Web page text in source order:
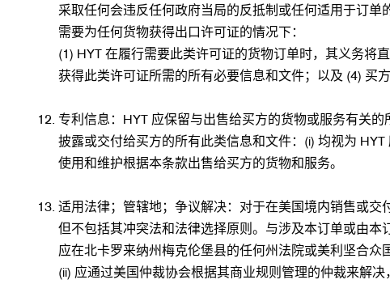
采取任何会违反任何政府当局的反抵制或任何适用于订
需要为任何货物获得出口许可证的情况下：
(1) HYT 在履行需要此类许可证的货物订单时，其义务将
获得此类许可证所需的所有必要信息和文件；以及 (4) 买
专利信息：HYT 应保留与出售给买方的货物或服务有关
披露或交付给买方的所有此类信息和文件：(i) 均视为
使用和维护根据本条款出售给买方的货物和服务。
适用法律；管辖地；争议解决：对于在美国境内销售或交
但不包括其冲突法和法律选择原则。与涉及本订单或由
应在北卡罗来纳州梅克伦堡县的任何州法院或美利坚合
(ii) 应通过美国仲裁协会根据其商业规则管理的仲裁来解